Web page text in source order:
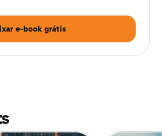
de Saragota
de
o ENEM
e-book grátis